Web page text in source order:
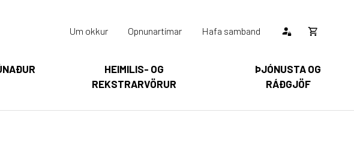
HEIMILIS- OG
REKSTRARVÖRUR
ÞJÓNUSTA OG
RÁÐGJÖF
Um okkur Opnunartímar Hafa samband
Opna
Karfan þín
körfu